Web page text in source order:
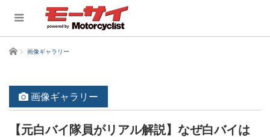
ホーム 画像ギャラリー
画像ギャラリー
【元白バイ隊員がリアル解説】なぜ白バイは